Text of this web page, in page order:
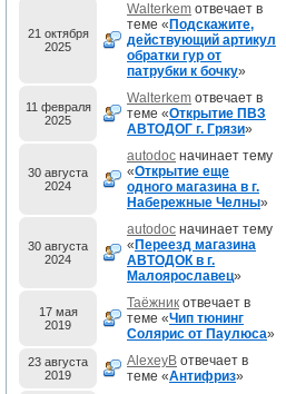
21 октября
2025
Walterkem отвечает в
теме « Подскажите,
действующий артикул
обратки гур от
патрубки к бочку»
11 февраля
2025
Walterkem отвечает в
теме «Открытие ПВЗ
АВТОДОГ г. Грязи»
30 августа
2024
autodoc начинает тему
«Открытие еще
одного магазина в г.
Набережные Челны»
30 августа
2024
autodoc начинает тему
« Переезд магазина
АВТОДОК в г.
Малоярославец»
17 мая
2019
Таёжник отвечает в
теме «Чип тюнинг
Солярис от Паулюса»
23 августа
2019
AlexeyB отвечает в
теме «Антифриз»